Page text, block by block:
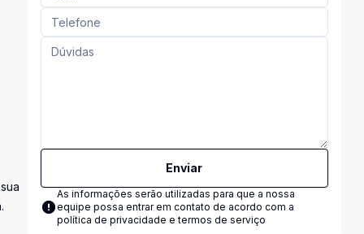
Enviar
As informações serão utilizadas para que a nossa
equipe possa entrar em contato de acordo com a
política de privacidade e termos de serviço